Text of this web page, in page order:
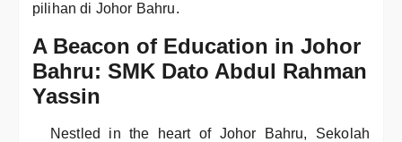
pilihan di Johor Bahru.
A Beacon of Education in Johor
Bahru: SMK Dato Abdul Rahman
Yassin
Nestled in the heart of Johor Bahru, Sekolah